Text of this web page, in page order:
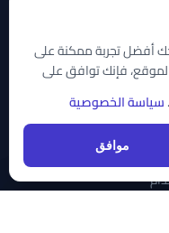
أفضل تجربة ممكنة على
فإنك توافق على
سياسة الخصوصية
موافق